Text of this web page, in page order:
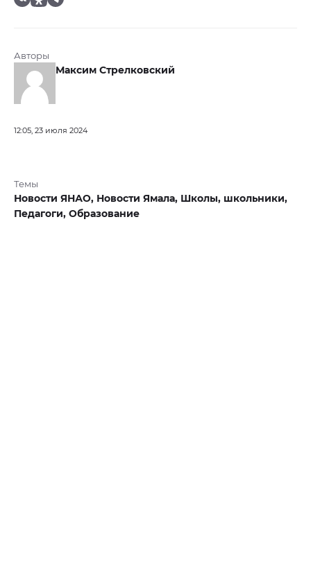
Авторы
Максим Стрелковский
12:05, 23 июля 2024
Темы
Новости ЯНАО, Новости Ямала, Школы, школьники,
Педагоги, Образование